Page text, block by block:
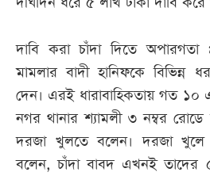
দাবি করা চাঁদা দিতে
মামলার বাদী হানিফকে বিভিন্ন
দেন। এরই ধারাবাহিকতায় গত ১০
নগর থানার শ্যামলী ৩ নম্বর
দরজা খুলতে বলেন। দরজা খুলে
বলেন, চাঁদা বাবদ এখনই তাদের